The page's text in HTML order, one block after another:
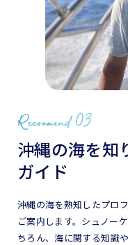
沖縄の海を知
ガイド
沖縄の海を熟知したプロ
ご案内します。シュノー
ちろん、海に関する知識